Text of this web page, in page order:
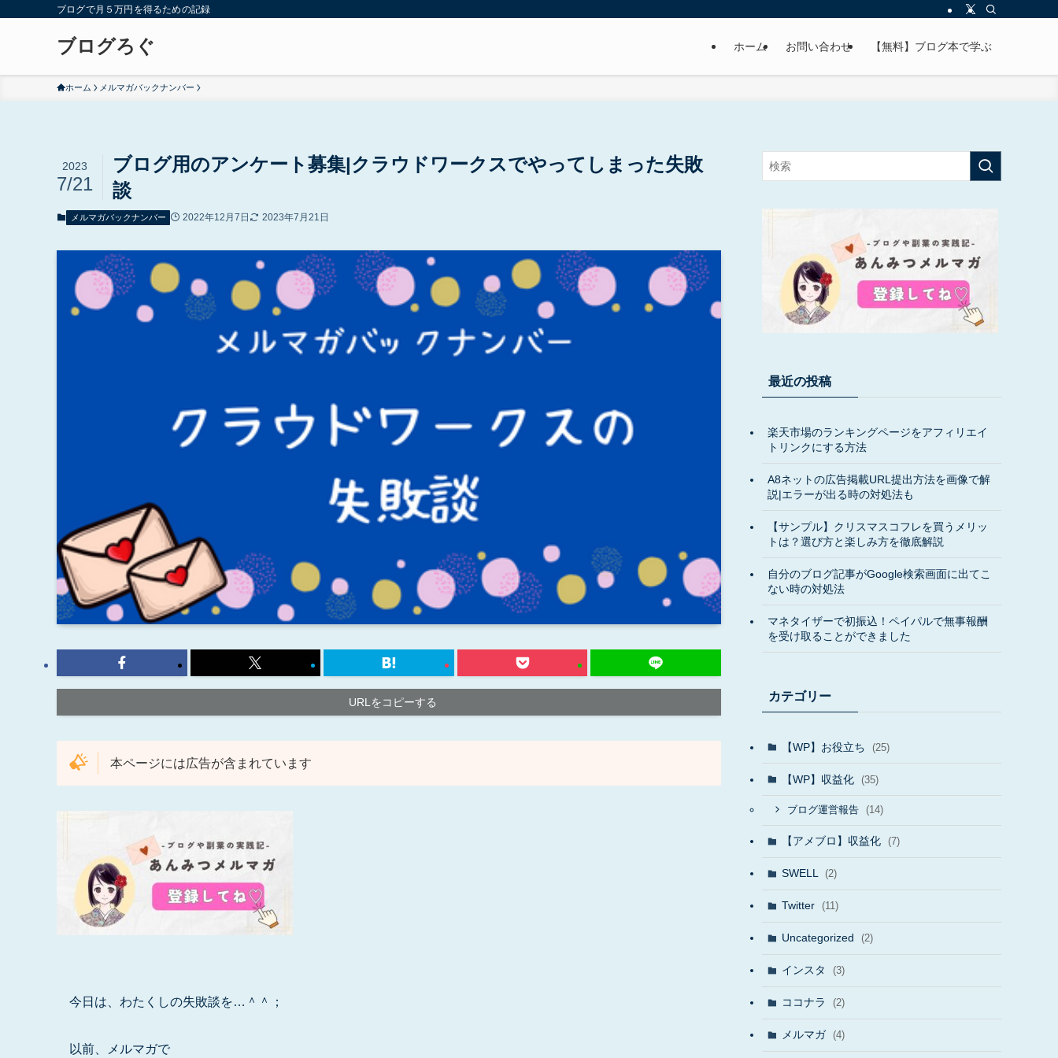
ブログで月５万円を得るための記録
ブログろぐ ホーム お問い合わせ 【無料】ブログ本で学ぶ
ホーム メルマガバックナンバー
ブログ用のアンケート募集|クラウドワークスでやってしまった失敗
談
2023
7/21
メルマガバックナンバー 2022年12月7日 2023年7月21日
URLをコピーする
本ページには広告が含まれています
今日は、わたくしの失敗談を…＾＾；
以前、メルマガで
最近の投稿
楽天市場のランキングページをアフィリエイ
トリンクにする方法
A8ネットの広告掲載URL提出方法を画像で解
説|エラーが出る時の対処法も
【サンプル】クリスマスコフレを買うメリッ
トは？選び方と楽しみ方を徹底解説
自分のブログ記事がGoogle検索画面に出てこ
ない時の対処法
マネタイザーで初振込！ペイパルで無事報酬
を受け取ることができました
カテゴリー
【WP】お役立ち (25)
【WP】収益化 (35)
ブログ運営報告 (14)
【アメブロ】収益化 (7)
SWELL (2)
Twitter (11)
Uncategorized (2)
インスタ (3)
ココナラ (2)
メルマガ (4)